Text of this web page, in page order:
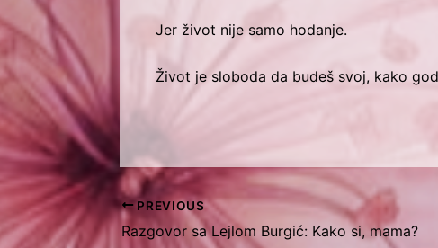
Jer život nije samo hodanje.
Život je sloboda da budeš svoj, kako
PREVIOUS
Razgovor sa Lejlom Burgić: Kako si, mama?